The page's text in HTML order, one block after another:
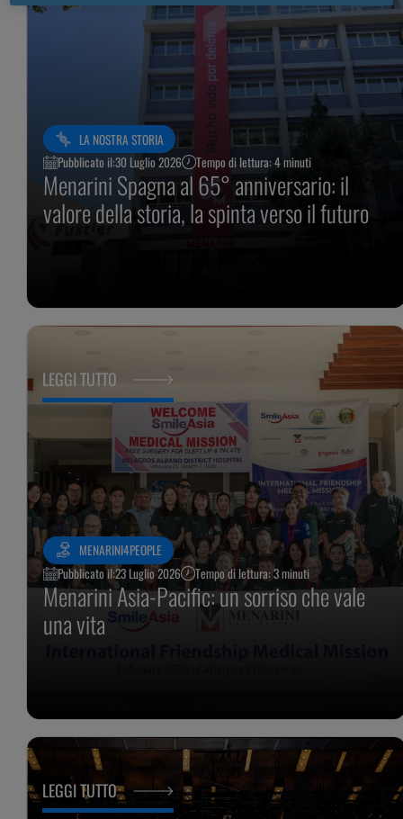
LA NOSTRA STORIA
Pubblicato il:30 Luglio 2026 Tempo di lettura: 4 minuti
Menarini Spagna al 65° anniversario: il
valore della storia, la spinta verso il futuro
MENARINI4PEOPLE
Pubblicato il:23 Luglio 2026 Tempo di lettura: 3 minuti
Menarini Asia-Pacific: un sorriso che vale
una vita
LEGGI TUTTO
LEGGI TUTTO